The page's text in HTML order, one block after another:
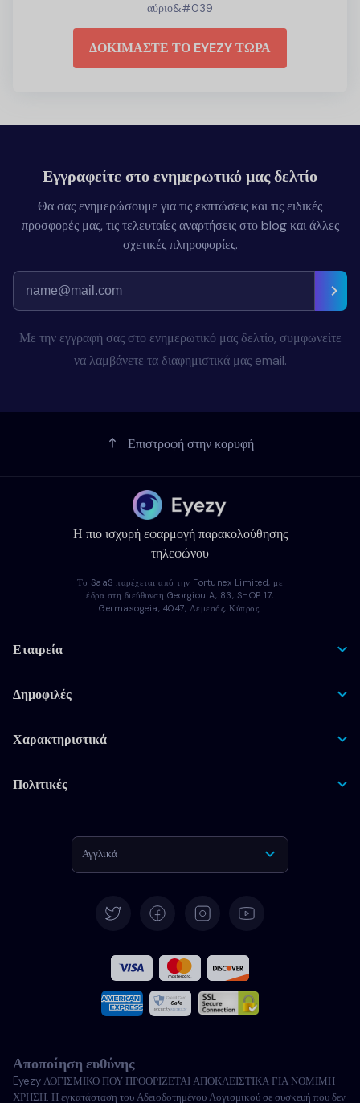
αύριο&#039
ΔΟΚΙΜΑΣΤΕ ΤΟ EYEZY ΤΩΡΑ
Εγγραφείτε στο ενημερωτικό μας δελτίο
Θα σας ενημερώσουμε για τις εκπτώσεις και τις ειδικές
προσφορές μας, τις τελευταίες αναρτήσεις στο blog και άλλες
σχετικές πληροφορίες.
Με την εγγραφή σας στο ενημερωτικό μας δελτίο, συμφωνείτε
να λαμβάνετε τα διαφημιστικά μας email.
Επιστροφή στην κορυφή
Η πιο ισχυρή εφαρμογή παρακολούθησης
τηλεφώνου
Το SaaS παρέχεται από την Fortunex Limited, με
έδρα στη διεύθυνση Georgiou A, 83, SHOP 17,
Germasogeia, 4047, Λεμεσός, Κύπρος.
Εταιρεία
Δημοφιλές
Χαρακτηριστικά
Πολιτικές
Αγγλικά
Γαλλικά
Ιταλικά
Πορτογαλικά
Αποποίηση ευθύνης
Eyezy ΛΟΓΙΣΜΙΚΟ ΠΟΥ ΠΡΟΟΡΙΖΕΤΑΙ ΑΠΟΚΛΕΙΣΤΙΚΑ ΓΙΑ ΝΟΜΙΜΗ
ΧΡΗΣΗ. Η εγκατάσταση του Αδειοδοτημένου Λογισμικού σε συσκευή που δεν